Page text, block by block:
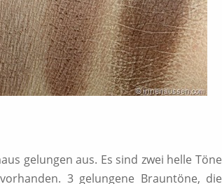
gelungen aus. Es sind zwei helle Töne
3 gelungene Brauntöne, die